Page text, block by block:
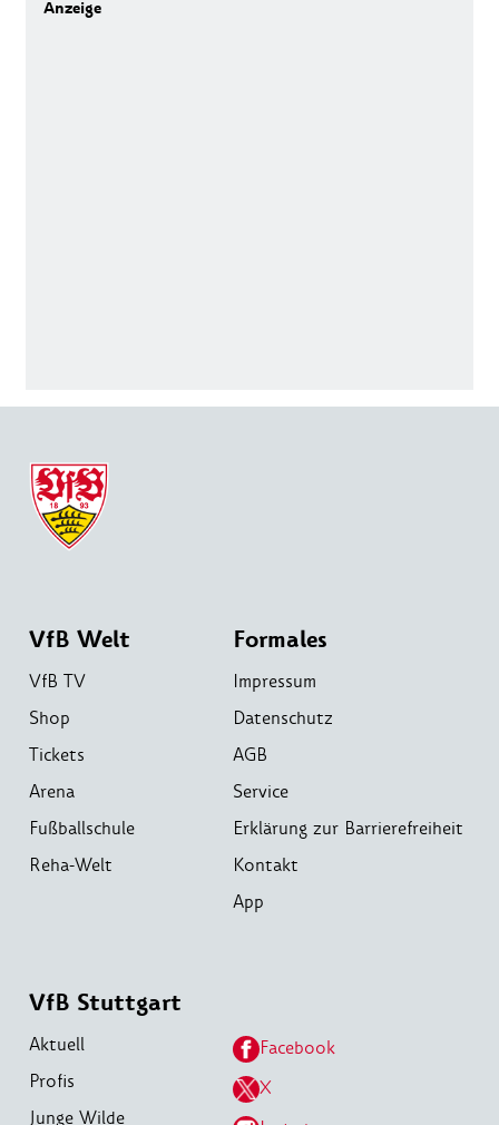
VfB Welt
VfB TV
Shop
Tickets
Arena
Fußballschule
Reha-Welt
Formales
Impressum
Datenschutz
AGB
Service
Erklärung zur Barrierefreiheit
Kontakt
App
VfB Stuttgart
Aktuell
Profis
Junge Wilde
Facebook
X